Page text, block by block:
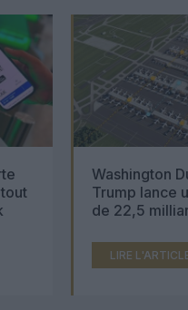
Washington
Trump lance
de 22,5
LIRE